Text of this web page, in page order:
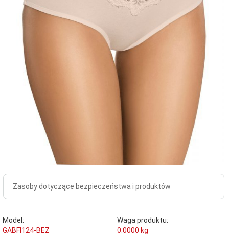
Zasoby dotyczące bezpieczeństwa i produktów
Model:
GABFI124-BEZ
Waga produktu:
0.0000 kg